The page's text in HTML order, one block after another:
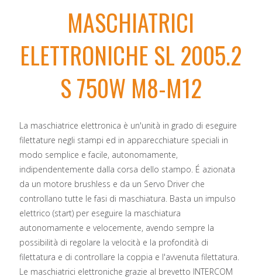
MASCHIATRICI
ELETTRONICHE SL 2005.2
S 750W M8-M12
La maschiatrice elettronica è un'unità in grado di eseguire
filettature negli stampi ed in apparecchiature speciali in
modo semplice e facile, autonomamente,
indipendentemente dalla corsa dello stampo. É azionata
da un motore brushless e da un Servo Driver che
controllano tutte le fasi di maschiatura. Basta un impulso
elettrico (start) per eseguire la maschiatura
autonomamente e velocemente, avendo sempre la
possibilità di regolare la velocità e la profondità di
filettatura e di controllare la coppia e l'avvenuta filettatura.
Le maschiatrici elettroniche grazie al brevetto INTERCOM